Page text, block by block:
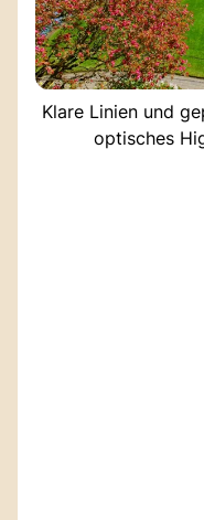
Klare Linien und
optisches